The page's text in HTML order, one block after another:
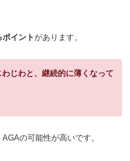
イント があります。
じわと、継続的に薄くなって
の可能性が高いです。